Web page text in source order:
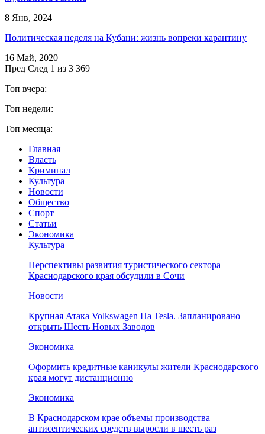
8 Янв, 2024
Политическая неделя на Кубани: жизнь вопреки карантину
16 Май, 2020
Пред След 1 из 3 369
Топ вчера:
Топ недели:
Топ месяца:
Главная
Власть
Криминал
Культура
Новости
Общество
Спорт
Статьи
Экономика
Культура
Перспективы развития туристического сектора
Краснодарского края обсудили в Сочи
Новости
Крупная Атака Volkswagen На Tesla. Запланировано
открыть Шесть Новых Заводов
Экономика
Оформить кредитные каникулы жители Краснодарского
края могут дистанционно
Экономика
В Краснодарском крае объемы производства
антисептических средств выросли в шесть раз